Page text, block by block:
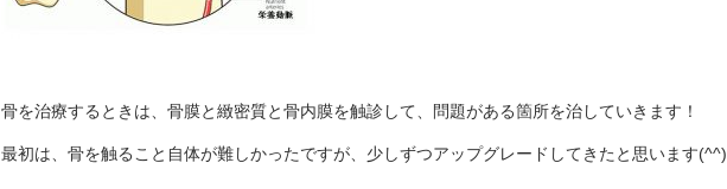
骨を治療するときは、骨膜と緻密質と骨内膜を触診して、問題がある箇所を治していきます！
最初は、骨を触ること自体が難しかったですが、少しずつアップグレードしてきたと思います(^^)